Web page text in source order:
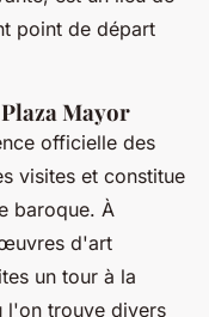
point de départ
Mayor
officielle des
visites et constitue
baroque. À
d'art
un tour à la
l'on trouve divers